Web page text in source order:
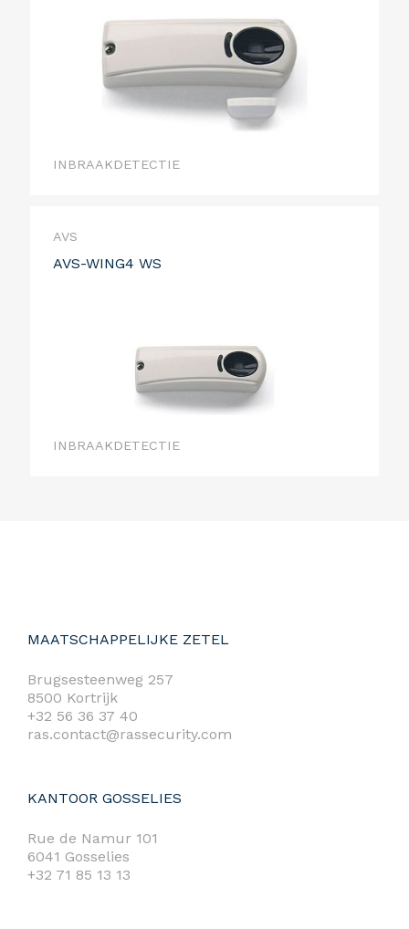
INBRAAKDETECTIE
AVS
AVS-WING4 WS
INBRAAKDETECTIE
MAATSCHAPPELIJKE ZETEL
Brugsesteenweg 257
8500 Kortrijk
+32 56 36 37 40
ras.contact@rassecurity.com
KANTOOR GOSSELIES
Rue de Namur 101
6041 Gosselies
+32 71 85 13 13